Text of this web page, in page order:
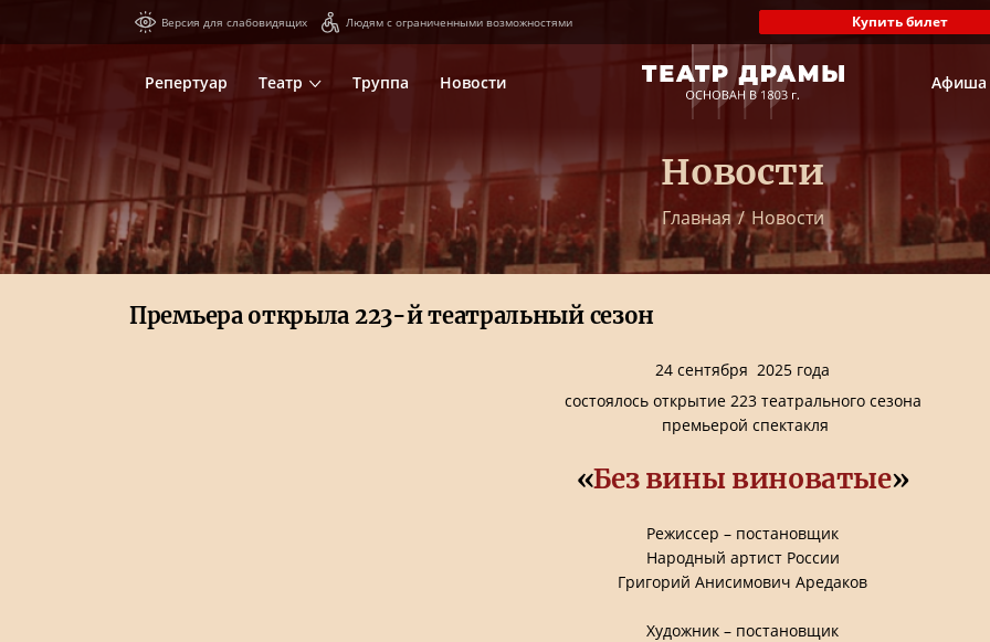
Версия для слабовидящих Людям с ограниченными возможностями Купить билет
Репертуар Театр Труппа Новости Афиша
Новости
Главная / Новости
Премьера открыла 223-й театральный сезон
24 сентября 2025 года
состоялось открытие 223 театрального сезона
премьерой спектакля
«Без вины виноватые»
Режиссер – постановщик
Народный артист России
Григорий Анисимович Аредаков
Художник – постановщик